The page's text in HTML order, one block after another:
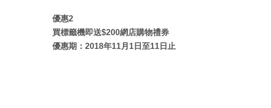
優惠2
買標籤機即送$200網店購物禮券
優惠期：2018年11月1日至11日止